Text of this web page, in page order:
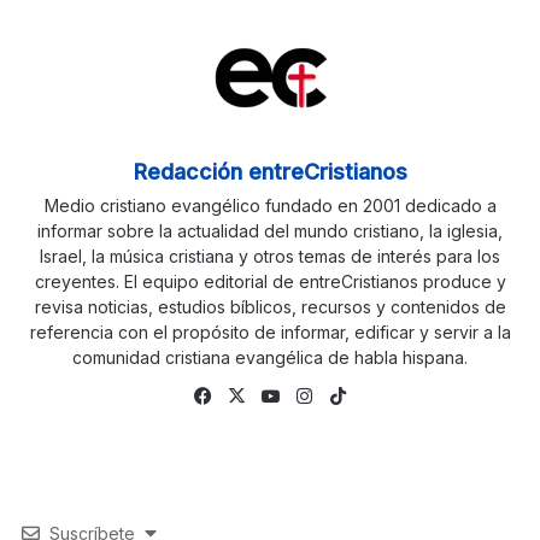
Redacción entreCristianos
Medio cristiano evangélico fundado en 2001 dedicado a
informar sobre la actualidad del mundo cristiano, la iglesia,
Israel, la música cristiana y otros temas de interés para los
creyentes. El equipo editorial de entreCristianos produce y
revisa noticias, estudios bíblicos, recursos y contenidos de
referencia con el propósito de informar, edificar y servir a la
comunidad cristiana evangélica de habla hispana.
Facebook
X YouTubeInstagram
Suscríbete